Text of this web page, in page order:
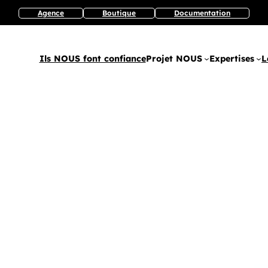
Agence Boutique Documentation
Ils NOUS font confianceProjet NOUS Expertises